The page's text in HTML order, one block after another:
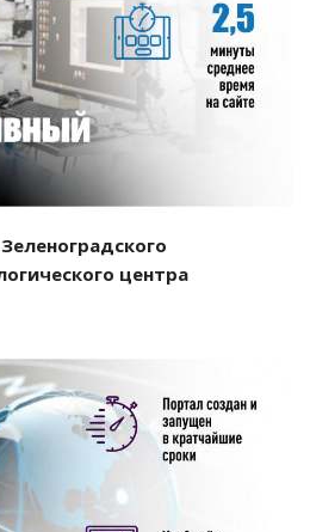
проект
центра